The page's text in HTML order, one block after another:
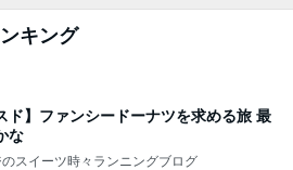
キング
ド】ファンシードーナツを求める旅 最
な
のスイーツ時々ランニングブログ